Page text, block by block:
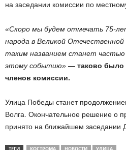
на заседании комиссии по
«Скоро мы будем отмечать 75-
народа в Великой Отечественной
таким названием станет
этому событию» — таково было
членов комиссии.
Улица Победы станет
Волга. Окончательное решение о
принято на ближайшем заседании